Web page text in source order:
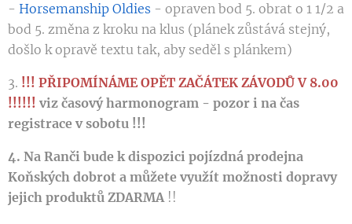
- Horsemanship Oldies - opraven bod 5. obrat o 1 1/2 a
bod 5. změna z kroku na klus (plánek zůstává stejný,
došlo k opravě textu tak, aby seděl s plánkem)
3. !!! PŘIPOMÍNÁME OPĚT ZAČÁTEK ZÁVODŮ V 8.00
!!!!!! viz časový harmonogram - pozor i na čas
registrace v sobotu !!!
4. Na Ranči bude k dispozici pojízdná prodejna
Koňských dobrot a můžete využít možnosti dopravy
jejich produktů ZDARMA!!